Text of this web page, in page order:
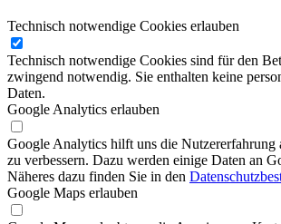
Technisch notwendige Cookies erlauben
Technisch notwendige Cookies sind für den
zwingend notwendig. Sie enthalten keine
Daten.
Google Analytics erlauben
Google Analytics hilft uns die Nutzererfahrung
zu verbessern. Dazu werden einige Daten an
Näheres dazu finden Sie in den
Google Maps erlauben